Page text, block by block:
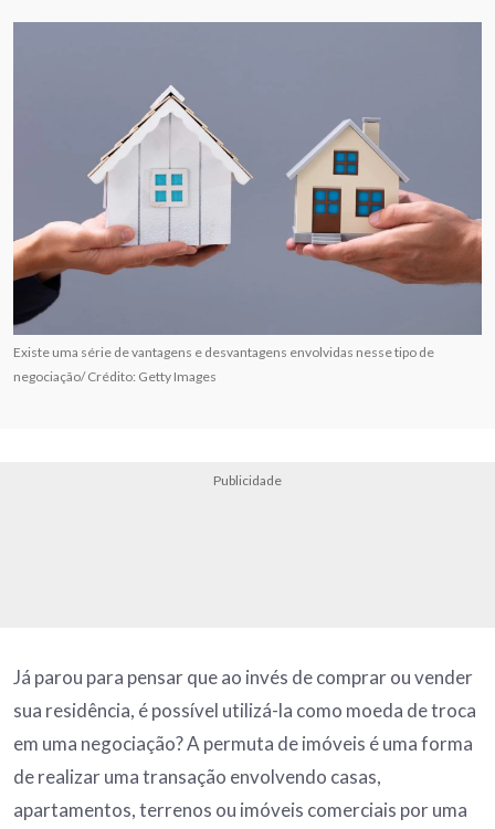
Existe uma série de vantagens e desvantagens envolvidas nesse tipo de
negociação/ Crédito: Getty Images
Publicidade
Já parou para pensar que ao invés de comprar ou vender
sua residência, é possível utilizá-la como moeda de troca
em uma negociação? A permuta de imóveis é uma forma
de realizar uma transação envolvendo casas,
apartamentos, terrenos ou imóveis comerciais por uma